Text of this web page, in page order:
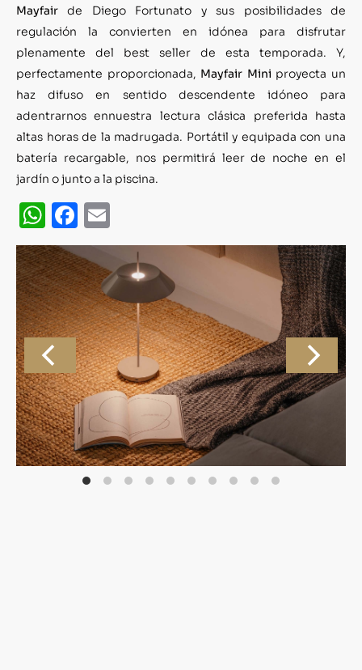
Mayfairde Diego Fortunato y sus posibilidades de
regulación la convierten en idónea para disfrutar
plenamente del best seller de esta temporada. Y,
perfectamente proporcionada, Mayfair Mini proyecta un
haz difuso en sentido descendente idóneo para
adentrarnos ennuestra lectura clásica preferida hasta
altas horas de la madrugada. Portátil y equipada con una
batería recargable, nos permitirá leer de noche en el
jardín o junto a la piscina.
WhatsApp
Facebook